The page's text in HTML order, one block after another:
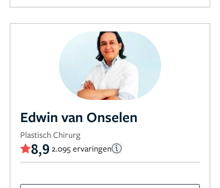
Edwin van Onselen
Plastisch Chirurg
8,9 2.095 ervaringen